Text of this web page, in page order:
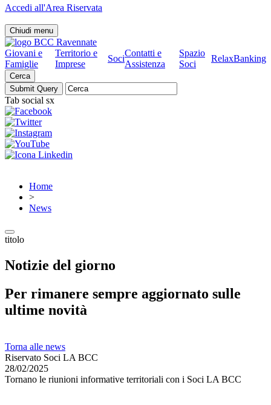
Accedi all'Area Riservata
Chiudi menu
Giovani e
Famiglie
Territorio e
Imprese
Soci
Contatti e
Assistenza
Spazio
Soci
RelaxBanking
Cerca
Tab social sx
Home
>
News
titolo
Notizie del giorno
Per rimanere sempre aggiornato sulle
ultime novità
Torna alle news
Riservato Soci LA BCC
28/02/2025
Tornano le riunioni informative territoriali con i Soci LA BCC